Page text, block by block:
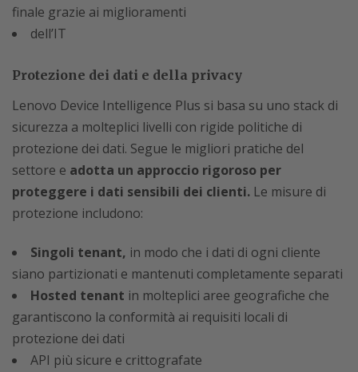
finale grazie ai miglioramenti
dell’IT
Protezione dei dati e della privacy
Lenovo Device Intelligence Plus si basa su uno stack di
sicurezza a molteplici livelli con rigide politiche di
protezione dei dati. Segue le migliori pratiche del
settore e adotta un approccio rigoroso per
proteggere i dati sensibili dei clienti. Le misure di
protezione includono:
Singoli tenant, in modo che i dati di ogni cliente
siano partizionati e mantenuti completamente separati
Hosted tenant in molteplici aree geografiche che
garantiscono la conformità ai requisiti locali di
protezione dei dati
API più sicure e crittografate